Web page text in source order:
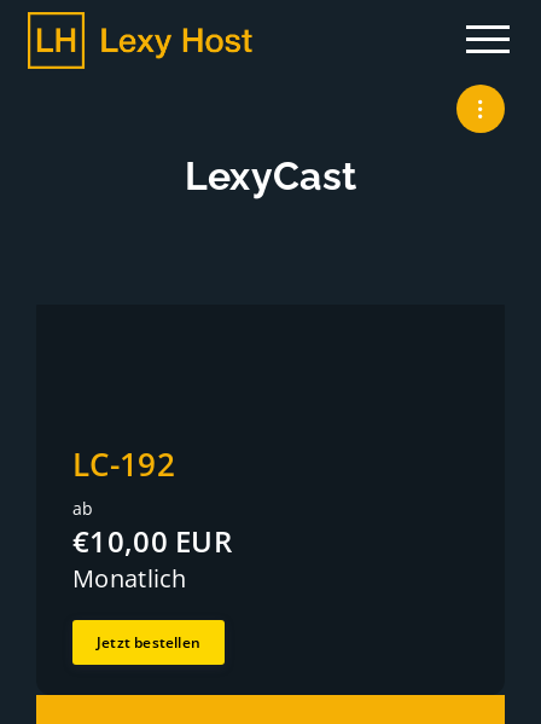
LexyCast
LC-192
ab
€10,00 EUR
Monatlich
Jetzt bestellen